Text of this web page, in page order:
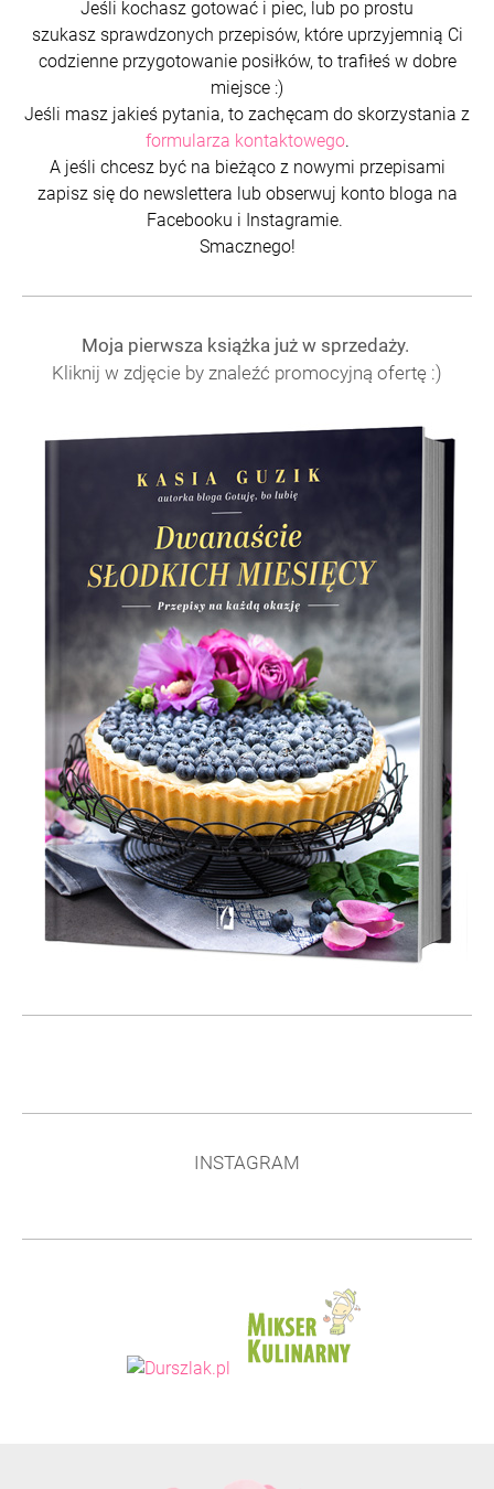
Jeśli kochasz gotować i piec, lub po prostu
szukasz sprawdzonych przepisów, które uprzyjemnią Ci
codzienne przygotowanie posiłków, to trafiłeś w dobre
miejsce :)
Jeśli masz jakieś pytania, to zachęcam do skorzystania z
formularza kontaktowego.
A jeśli chcesz być na bieżąco z nowymi przepisami
zapisz się do newslettera lub obserwuj konto bloga na
Facebooku i Instagramie.
Smacznego!
Moja pierwsza książka już w sprzedaży.
Kliknij w zdjęcie by znaleźć promocyjną ofertę :)
INSTAGRAM